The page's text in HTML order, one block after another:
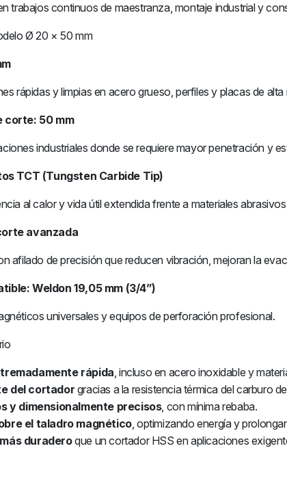
trabajos continuos de maestranza, montaje industrial y
Ø 20 × 50 mm
rápidas y limpias en acero grueso, perfiles y placas de alta
corte: 50 mm
industriales donde se requiere mayor penetración y
TCT (Tungsten Carbide Tip)
al calor y vida útil extendida frente a materiales
avanzada
afilado de precisión que reducen vibración, mejoran la
Weldon 19,05 mm (3/4”)
universales y equipos de perforación profesional.
rápida, incluso en acero inoxidable y
del cortador gracias a la resistencia térmica del carburo
y dimensionalmente precisos, con mínima rebaba.
el taladro magnético, optimizando energía y
duraderoque un cortador HSS en aplicaciones